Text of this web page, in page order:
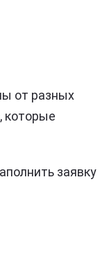
от разных
которые
заявку